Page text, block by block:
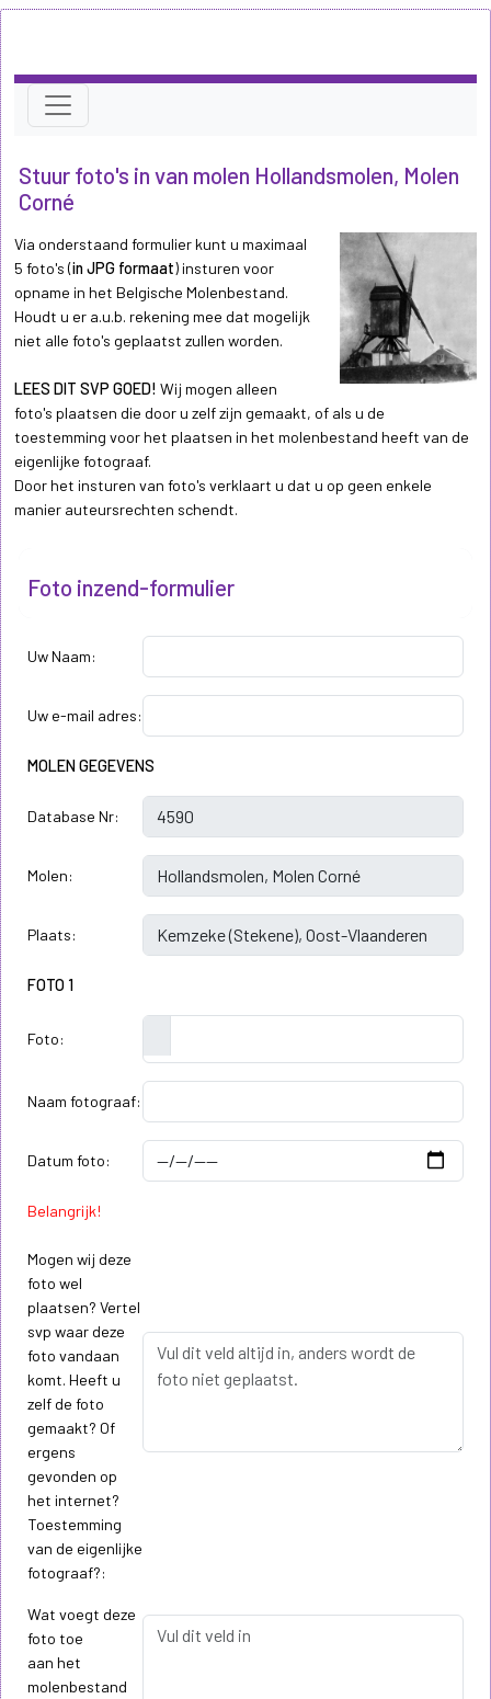
Stuur foto's in van molen Hollandsmolen, Molen
Corné
Via onderstaand formulier kunt u maximaal
5 foto's (in JPG formaat) insturen voor
opname in het Belgische Molenbestand.
Houdt u er a.u.b. rekening mee dat mogelijk
niet alle foto's geplaatst zullen worden.
LEES DIT SVP GOED! Wij mogen alleen
foto's plaatsen die door u zelf zijn gemaakt, of als u de
toestemming voor het plaatsen in het molenbestand heeft van de
eigenlijke fotograaf.
Door het insturen van foto's verklaart u dat u op geen enkele
manier auteursrechten schendt.
Foto inzend-formulier
Uw Naam:
Uw e-mail adres:
MOLEN GEGEVENS
Database Nr:
Molen:
Plaats:
FOTO 1
Foto:
Naam fotograaf:
Datum foto:
Belangrijk!
Mogen wij deze
foto wel
plaatsen? Vertel
svp waar deze
foto vandaan
komt. Heeft u
zelf de foto
gemaakt? Of
ergens
gevonden op
het internet?
Toestemming
van de eigenlijke
fotograaf?:
Wat voegt deze
foto toe
aan het
molenbestand